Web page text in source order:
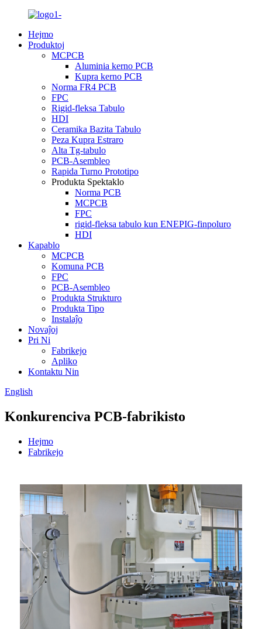
Hejmo
Produktoj
MCPCB
Aluminia kerno PCB
Kupra kerno PCB
Norma FR4 PCB
FPC
Rigid-fleksa Tabulo
HDI
Ceramika Bazita Tabulo
Peza Kupra Estraro
Alta Tg-tabulo
PCB-Asembleo
Rapida Turno Prototipo
Produkta Spektaklo
Norma PCB
MCPCB
FPC
rigid-fleksa tabulo kun ENEPIG-finpoluro
HDI
Kapablo
MCPCB
Komuna PCB
FPC
PCB-Asembleo
Produkta Strukturo
Produkta Tipo
Instalaĵo
Novaĵoj
Pri Ni
Fabrikejo
Apliko
Kontaktu Nin
English
Konkurenciva PCB-fabrikisto
Hejmo
Fabrikejo